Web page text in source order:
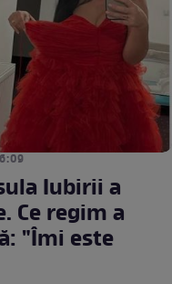
Iubirii a
Ce regim a
"Îmi este